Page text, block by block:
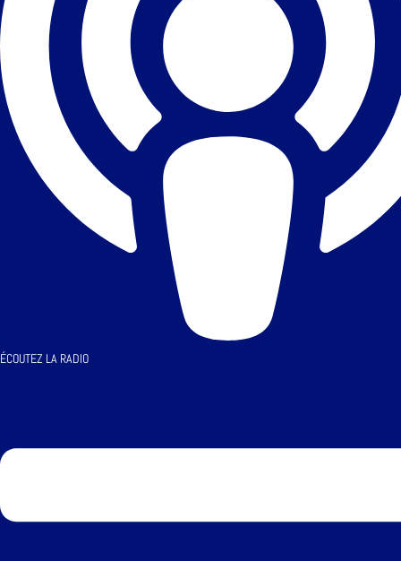
ÉCOUTEZ LA RADIO